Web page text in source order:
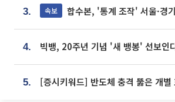
3. 속보 합수본, '통계 조작' 서울·경기·충북 선관위
4.
5.